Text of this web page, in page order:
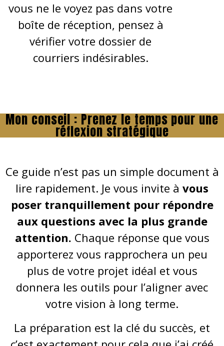
vous ne le voyez pas dans votre
boîte de réception, pensez à
vérifier votre dossier de
courriers indésirables.
Mon conseil : Prenez le temps pour une
réflexion stratégique
Ce guide n’est pas un simple document à
lire rapidement. Je vous invite à vous
poser tranquillement pour répondre
aux questions avec la plus grande
attention. Chaque réponse que vous
apporterez vous rapprochera un peu
plus de votre projet idéal et vous
donnera les outils pour l’aligner avec
votre vision à long terme.
La préparation est la clé du succès, et